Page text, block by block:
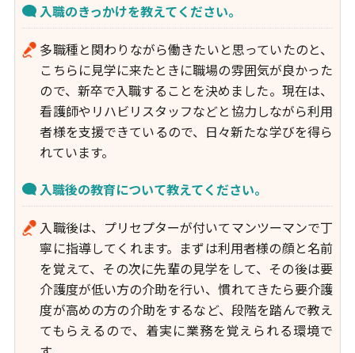
入職のきっかけを教えてください。
多職種と関わりながら働きたいと思っていたのと、
こちらに見学に来たときに職場の雰囲気が良かった
ので、新卒で入職することを決めました。現在は、
看護師やリハビリスタッフなどと協力しながら利用
者様を支援できているので、日々新たな学びを得ら
れています。
入職後の教育について教えてください。
入職後は、プリセプターが付いてマンツーマンで丁
寧に指導してくれます。まずは利用者様の顔と名前
を覚えて、その次に先輩の見学をして、その後は要
介護度が低い方の介助を行い、慣れてきたら要介護
度が高めの方の介助をするなど、段階を踏んで教え
てもらえるので、着実に業務を覚えられる環境で